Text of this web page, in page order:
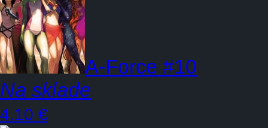
A-Force #10
Na sklade
4.10 €